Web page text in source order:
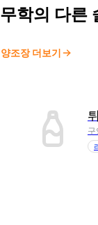
무학의 다른
양조장 더보기